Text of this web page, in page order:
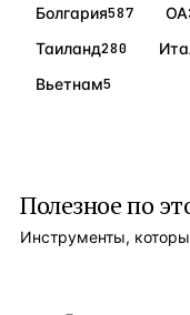
отопление,
остеклением.
Болгария587
Таиланд280
Вьетнам5
Полезное по
Инструменты,